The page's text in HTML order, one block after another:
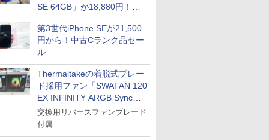
SE 64GB」が18,880円！中
古Bランク品セール
第3世代iPhone SEが21,500
円から！中古Cランク品セー
ル
Thermaltakeの着脱式ブレー
ド採用ファン「SWAFAN 120
EX INFINITY ARGB Sync」
に単品パッケージ
交換用リバースファンブレード
付属